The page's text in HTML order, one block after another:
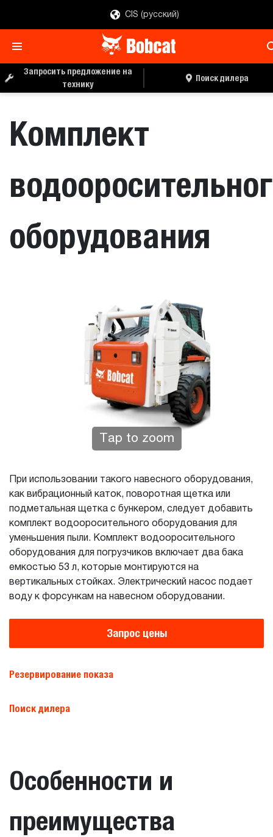
CIS (русский)
Запросить предложение на
технику
Поиск дилера
Комплект
оборудования
Tap to zoom
При использовании такого навесного оборудования,
как вибрационный каток, поворотная щетка или
подметальная щетка с бункером, следует добавить
комплект водооросительного оборудования для
уменьшения пыли. Комплект водооросительного
оборудования для погрузчиков включает два бака
емкостью 53 л, которые монтируются на
вертикальных стойках. Электрический насос подает
воду к форсункам на навесном оборудовании.
Запрос цены
Резервирование показа
Поиск дилера
Особенности и
преимущества
ЗАПРОС ЦЕНЫ ПОИСК ДИЛЕРА